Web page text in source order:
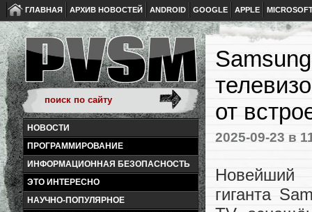
ГЛАВНАЯ АРХИВ НОВОСТЕЙ ANDROID GOOGLE APPLE
НОВОСТИ
ПРОГРАММИРОВАНИЕ
ИНФОРМАЦИОННАЯ БЕЗОПАСНОСТЬ
ЭТО ИНТЕРЕСНО
НАУЧНО-ПОПУЛЯРНОЕ
от
2025-09-23 в
Новейший
гиганта